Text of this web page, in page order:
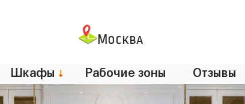
Москва
Шкафы ↓ Рабочие зоны Отзывы